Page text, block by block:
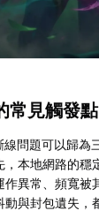
常見觸發點
問題可以歸為
，本地網路的穩
作異常、頻寬被
與封包遺失，